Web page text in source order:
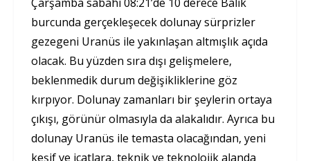
burcunda gerçekleşecek dolunay sürprizler
gezegeni Uranüs ile yakınlaşan altmışlık açıda
olacak. Bu yüzden sıra dışı gelişmelere,
beklenmedik durum değişikliklerine göz
kırpıyor. Dolunay zamanları bir şeylerin ortaya
çıkışı, görünür olmasıyla da alakalıdır. Ayrıca bu
dolunay Uranüs ile temasta olacağından, yeni
keşif ve icatlara, teknik ve teknolojik alanda